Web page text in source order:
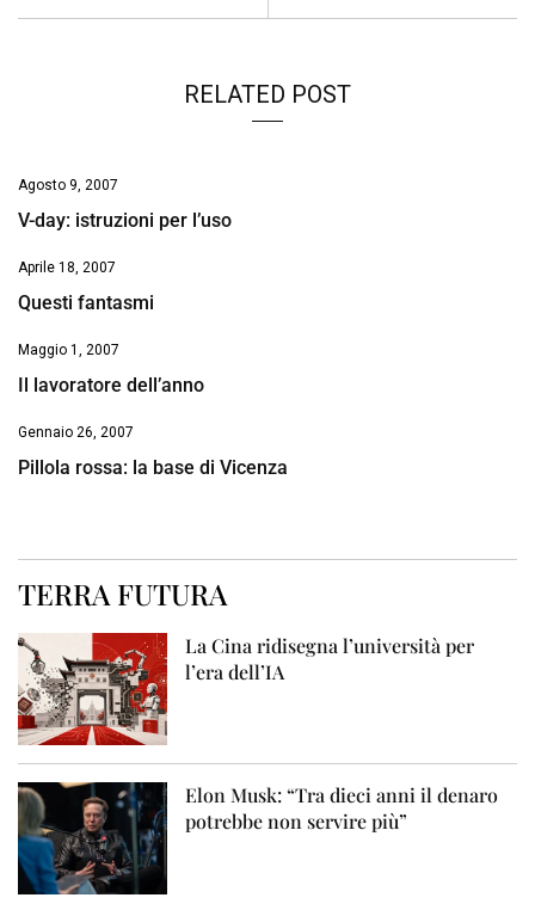
RELATED POST
Agosto 9, 2007
V-day: istruzioni per l’uso
Aprile 18, 2007
Questi fantasmi
Maggio 1, 2007
Il lavoratore dell’anno
Gennaio 26, 2007
Pillola rossa: la base di Vicenza
TERRA FUTURA
La Cina ridisegna l’università per
l’era dell’IA
Elon Musk: “Tra dieci anni il denaro
potrebbe non servire più”